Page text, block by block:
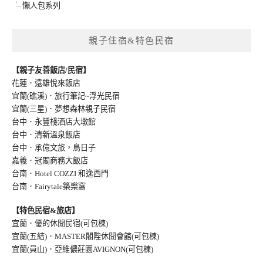
懶人包系列
親子住宿&特色民宿
【親子友善飯店/民宿】
花蓮．遠雄悅來飯店
宜蘭(礁溪)．旅行筆記~浮光民宿
宜蘭(三星)．夢想森林親子民宿
台中．永豐棧酒店大墩館
台中．清新溫泉飯店
台中．承億文旅，鳥日子
嘉義．冠閣商務大飯店
台南．Hotel COZZI 和逸西門
台南．Fairytale築樂窩
【特色民宿&旅店】
宜蘭．優的休閒民宿(可包棟)
宜蘭(五結)．MASTER閣陛休閒會館(可包棟)
宜蘭(員山)．亞維儂莊園AVIGNON(可包棟)